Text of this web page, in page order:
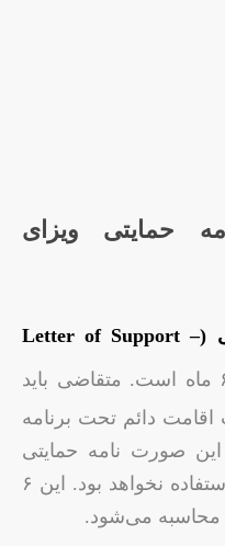
حمایتی ویزای
نامه حمایتی (Letter of Support –
۶ ماه است. متقاضی باید
دائم تحت برنامه
این صورت نامه حمایتی
منقضی می‌شود و دیگر قابل استفاده نخواهد بود. این ۶
محاسبه می‌شود.